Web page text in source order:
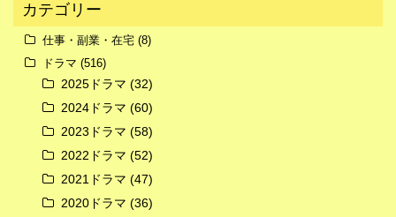
カテゴリー
仕事・副業・在宅 (8)
ドラマ (516)
2025ドラマ (32)
2024ドラマ (60)
2023ドラマ (58)
2022ドラマ (52)
2021ドラマ (47)
2020ドラマ (36)